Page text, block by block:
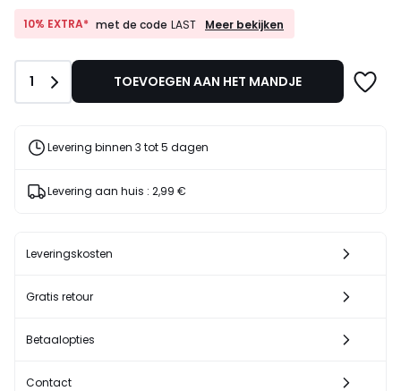
10% EXTRA* met de code LAST
10%
code
LAST
Meer bekijken
Aantal
1 TOEVOEGEN AAN HET MANDJE
Levering binnen 3 tot 5 dagen
Levering aan huis : 2,99 €
Leveringskosten
Gratis retour
Betaalopties
Contact